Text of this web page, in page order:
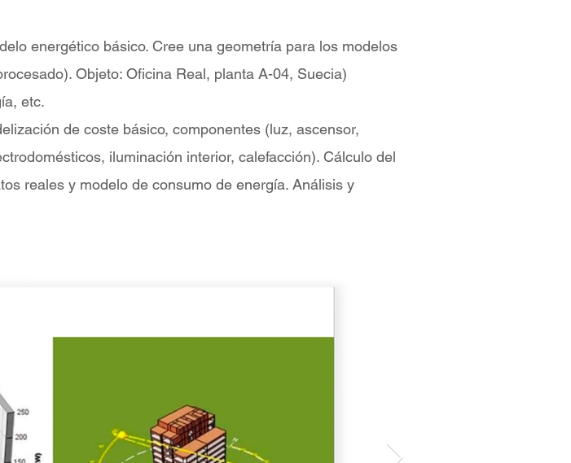
energético básico. Cree una geometría para los modelos
Objeto: Oficina Real, planta A-04, Suecia)
etc.
de coste básico, componentes (luz, ascensor,
iluminación interior, calefacción). Cálculo del
reales y modelo de consumo de energía. Análisis y